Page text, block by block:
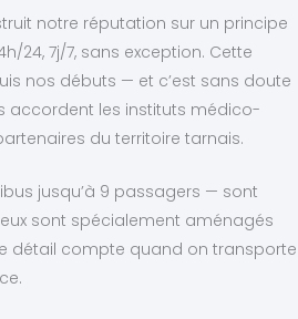
notre réputation sur un principe
24, 7j/7, sans exception. Cette
nos débuts — et c’est sans doute
accordent les instituts médico-
du territoire tarnais.
jusqu’à 9 passagers — sont
sont spécialement aménagés
détail compte quand on transporte